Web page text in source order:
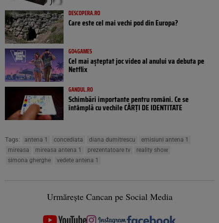
DESCOPERA.RO
Care este cel mai vechi pod din Europa?
GO4GAMES
Cel mai așteptat joc video al anului va debuta pe
Netflix
GANDUL.RO
Schimbări importante pentru români. Ce se
întâmplă cu vechile CĂRȚI DE IDENTITATE
Tags: antena 1 concediata diana dumitrescu
emisiuni antena 1
mireasa
mireasa antena 1 prezentatoare tv
reality show
simona gherghe
vedete antena 1
Urmărește Cancan pe Social Media